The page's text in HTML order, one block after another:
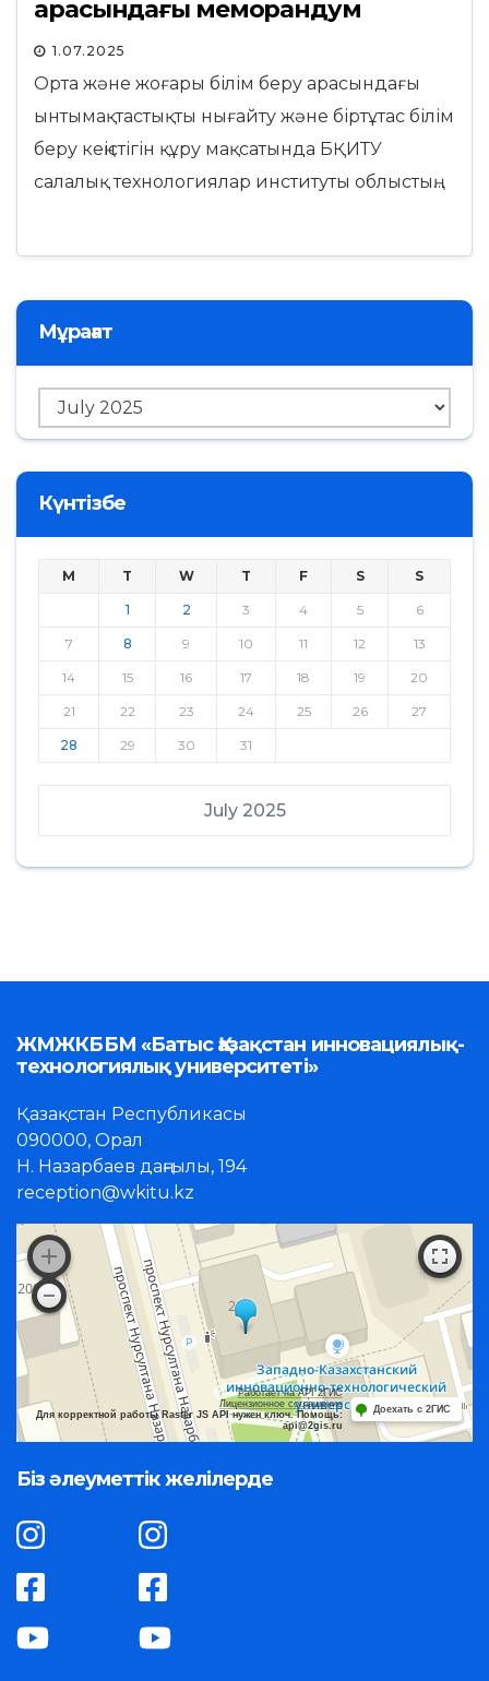
арасындағы меморандум
1.07.2025
Орта және жоғары білім беру арасындағы
ынтымақтастықты нығайту және біртұтас білім
беру кеңістігін құру мақсатында БҚИТУ
салалық технологиялар институты облыстың…
Мұрағат
Мұрағат
Күнтізбе
July 2025
M T W T F S S
1 2 3 4 5 6
7 8 9 10 11 12 13
14 15 16 17 18 19 20
21 22 23 24 25 26 27
28 29 30 31
ЖМЖКББМ «Батыс Қазақстан инновациялық-
технологиялық университеті»
Қазақстан Республикасы
090000, Орал
Н. Назарбаев даңғылы, 194
reception@wkitu.kz
Работает на API 2ГИС
Лицензионное соглашение
Для корректной работы Raster JS API нужен ключ. Помощь:
api@2gis.ru
Доехать с 2ГИС
Біз әлеуметтік желілерде